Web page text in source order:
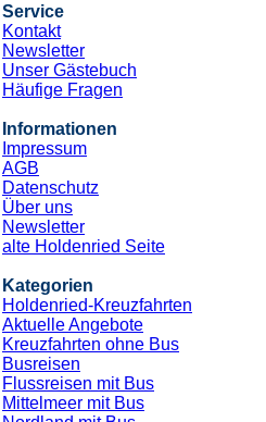
Service
Kontakt
Newsletter
Unser Gästebuch
Häufige Fragen
Informationen
Impressum
AGB
Datenschutz
Über uns
Newsletter
alte Holdenried Seite
Kategorien
Holdenried-Kreuzfahrten
Aktuelle Angebote
Kreuzfahrten ohne Bus
Busreisen
Flussreisen mit Bus
Mittelmeer mit Bus